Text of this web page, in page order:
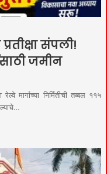
संपली!
जमीन
निर्मितीची तब्बल ११५